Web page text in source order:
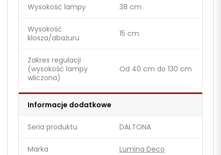
Wysokość lampy 38 cm
Wysokość
klosza/abażuru
15 cm
Zakres regulacji
(wysokość lampy
wliczona)
Od 40 cm do 130 cm
Informacje dodatkowe
Seria produktu DALTONA
Marka Lumina Deco